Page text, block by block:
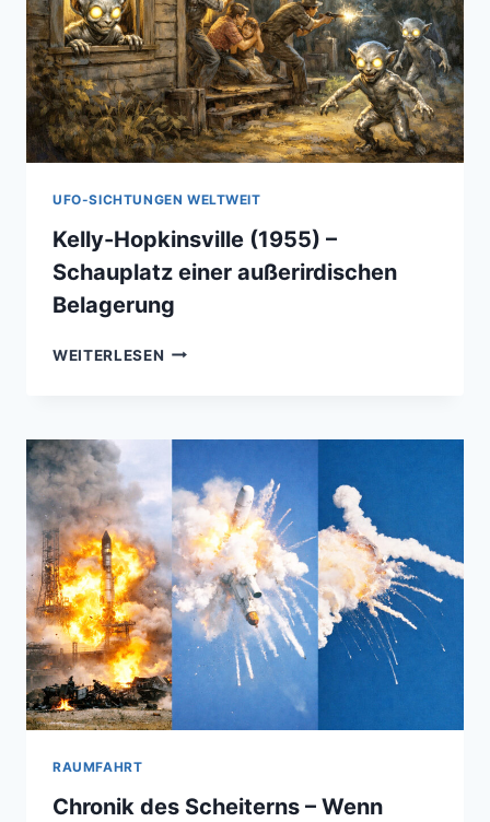
UFO-SICHTUNGEN WELTWEIT
Kelly-Hopkinsville (1955) –
Schauplatz einer außerirdischen
Belagerung
WEITERLESEN KELLY-
SCHAUPLATZ
AUSSERIRDISCHEN B
ELAGERUNG
RAUMFAHRT
Chronik des Scheiterns – Wenn